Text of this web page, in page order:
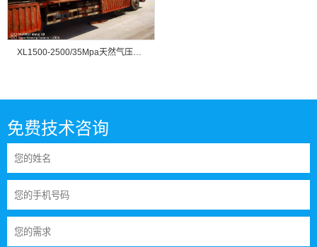
XL1500-2500/35Mpa天然气压缩机组
免费技术咨询